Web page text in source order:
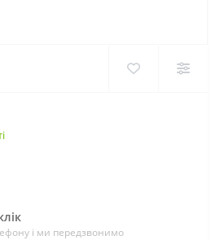
і ми передзвонимо